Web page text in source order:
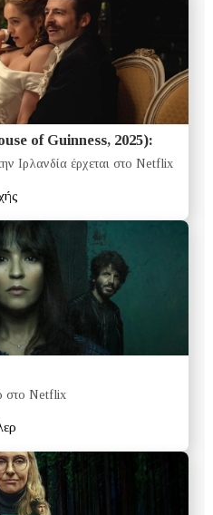
of Guinness, 2025):
Ιρλανδία έρχεται στο Netflix
στο Netflix